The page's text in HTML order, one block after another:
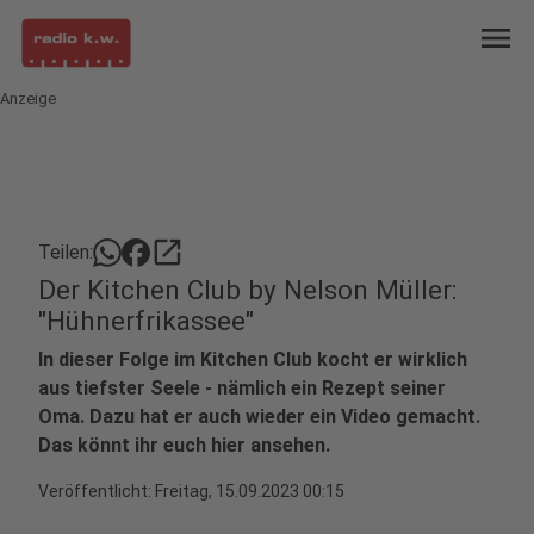
menu
Anzeige
Teilen: open_in_new
Der Kitchen Club by Nelson Müller:
"Hühnerfrikassee"
In dieser Folge im Kitchen Club kocht er wirklich
aus tiefster Seele - nämlich ein Rezept seiner
Oma. Dazu hat er auch wieder ein Video gemacht.
Das könnt ihr euch hier ansehen.
Veröffentlicht: Freitag, 15.09.2023 00:15